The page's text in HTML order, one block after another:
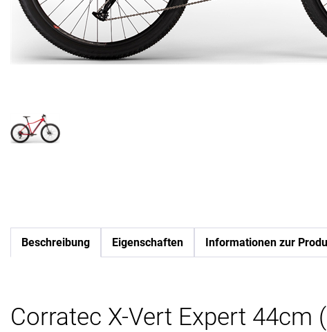
Beschreibung Eigenschaften Informationen zur
Corratec X-Vert Expert 44cm